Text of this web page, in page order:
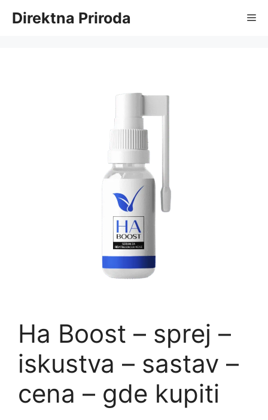
Direktna Priroda
Ha Boost – sprej –
iskustva – sastav –
cena – gde kupiti